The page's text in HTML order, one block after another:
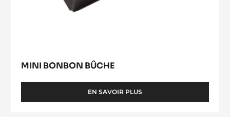
MINI BONBON BÛCHE
EN SAVOIR PLUS
-